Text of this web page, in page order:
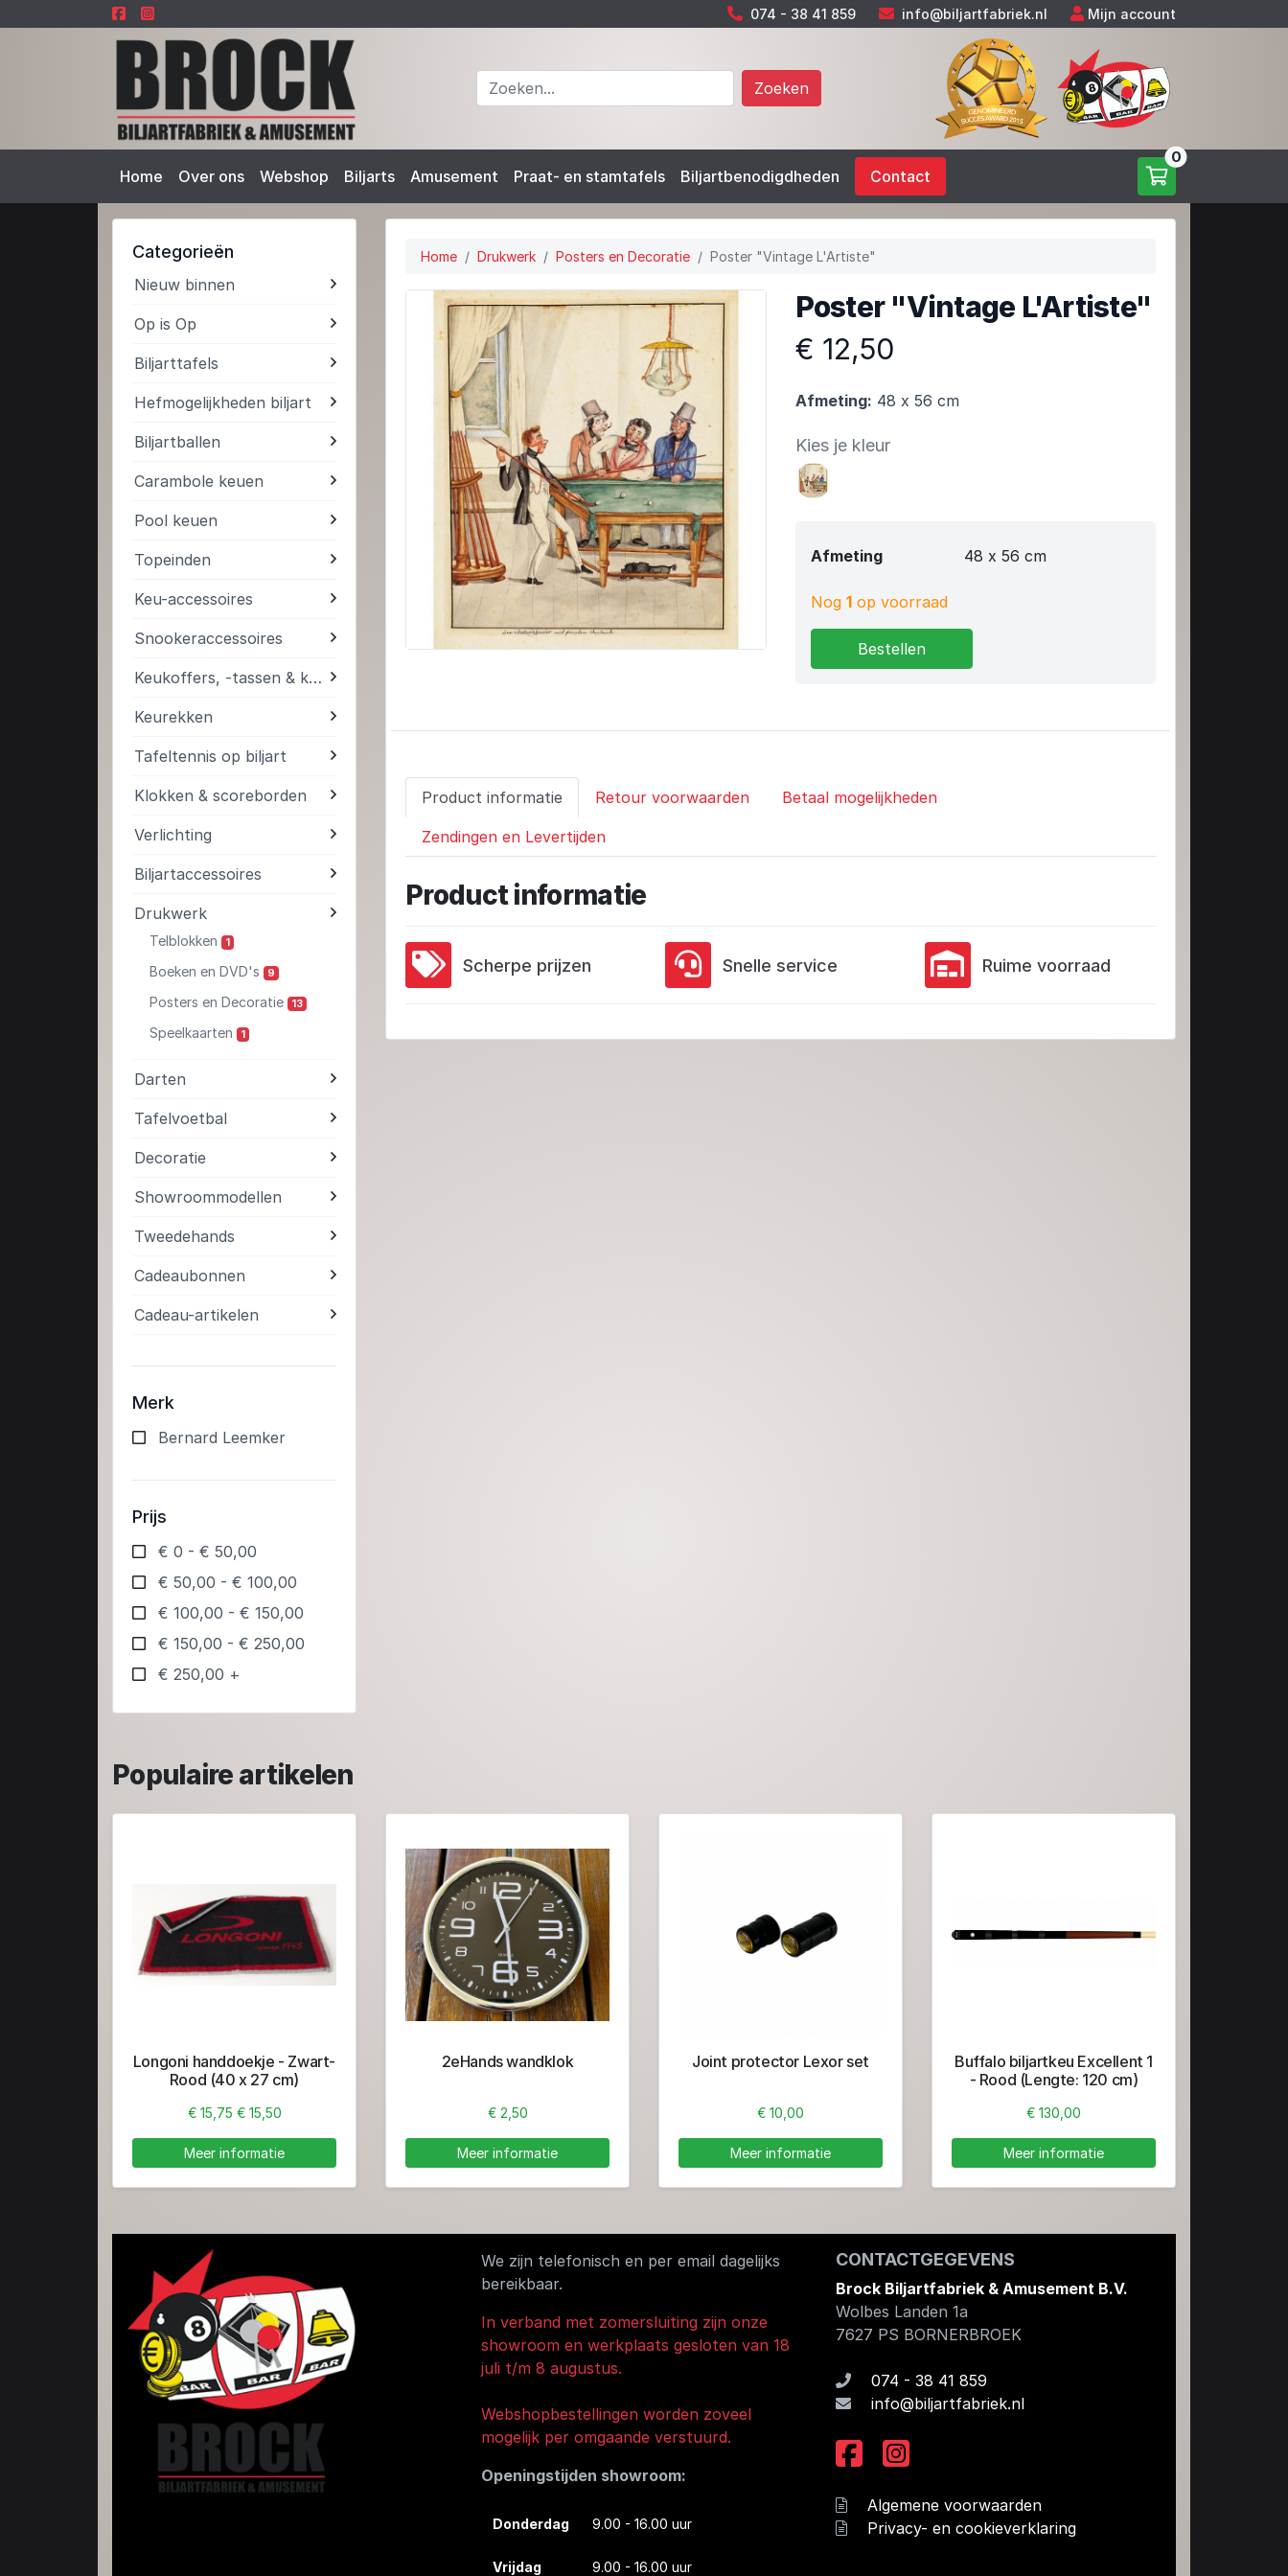
074 - 38 41 859 info@biljartfabriek.nl Mijn account
Zoeken
Home Over ons Webshop Biljarts Amusement Praat- en stamtafels Biljartbenodigdheden Contact
0
Categorieën
Nieuw binnen
Op is Op
Biljarttafels
Hefmogelijkheden biljart
Biljartballen
Carambole keuen
Pool keuen
Topeinden
Keu-accessoires
Snookeraccessoires
Keukoffers, -tassen & kokers
Keurekken
Tafeltennis op biljart
Klokken & scoreborden
Verlichting
Biljartaccessoires
Drukwerk
Telblokken 1
Boeken en DVD's 9
Posters en Decoratie 13
Speelkaarten 1
Darten
Tafelvoetbal
Decoratie
Showroommodellen
Tweedehands
Cadeaubonnen
Cadeau-artikelen
Merk
Bernard Leemker
Prijs
€ 0 - € 50,00
€ 50,00 - € 100,00
€ 100,00 - € 150,00
€ 150,00 - € 250,00
€ 250,00 +
Home Drukwerk Posters en Decoratie Poster "Vintage L'Artiste"
Poster "Vintage L'Artiste"
€ 12,50
Afmeting: 48 x 56 cm
Kies je kleur
Afmeting 48 x 56 cm
Nog 1op voorraad
Bestellen
Product informatie Retour voorwaarden Betaal mogelijkheden
Zendingen en Levertijden
Product informatie
Scherpe prijzen Snelle service Ruime voorraad
Populaire artikelen
Longoni handdoekje - Zwart-
Rood (40 x 27 cm)
€ 15,75 € 15,50
Meer informatie
2eHands wandklok
€ 2,50
Meer informatie
Joint protector Lexor set
€ 10,00
Meer informatie
Buffalo biljartkeu Excellent 1
- Rood (Lengte: 120 cm)
€ 130,00
Meer informatie
We zijn telefonisch en per email dagelijks
bereikbaar.
In verband met zomersluiting zijn onze
showroom en werkplaats gesloten van 18
juli t/m 8 augustus.
Webshopbestellingen worden zoveel
mogelijk per omgaande verstuurd.
Openingstijden showroom:
Donderdag 9.00 - 16.00 uur
Vrijdag 9.00 - 16.00 uur
CONTACTGEGEVENS
Brock Biljartfabriek & Amusement B.V.
Wolbes Landen 1a
7627 PS BORNERBROEK
074 - 38 41 859
info@biljartfabriek.nl
Algemene voorwaarden
Privacy- en cookieverklaring